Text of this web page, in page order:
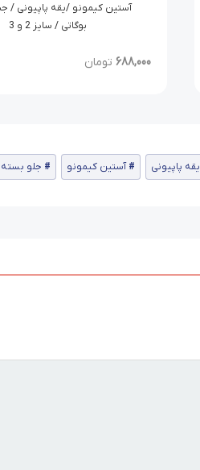
آستین کیمونو /یقه پاپیونی /
بوگاتی / سایز 2 و 3
688,000 تومان
یقه پاپیونی آستین کیمونو جلو بسته